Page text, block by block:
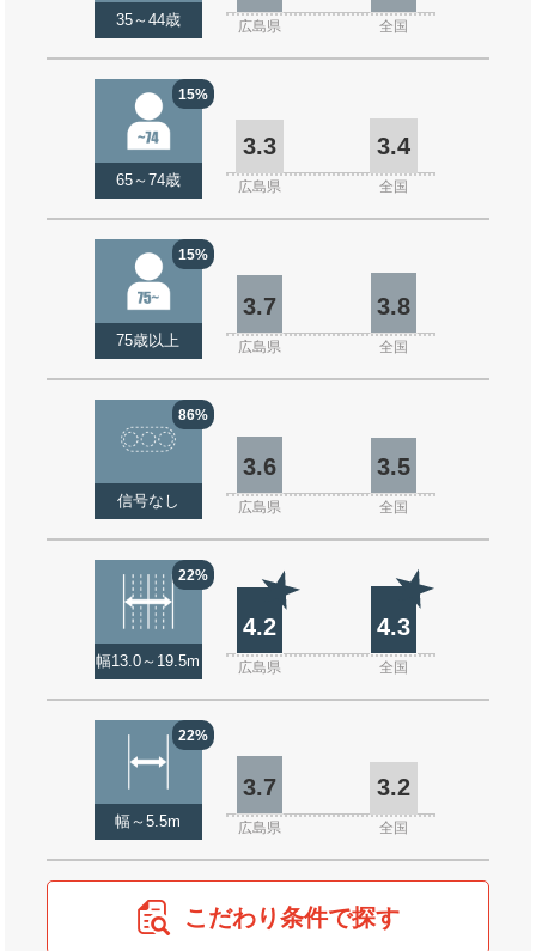
35～44歳 広島県 全国
15%
65～74歳
3.3 3.4
広島県 全国
15%
75歳以上
3.7 3.8
広島県 全国
86%
信号なし
3.6 3.5
広島県 全国
22%
幅13.0～19.5m
4.2 4.3
広島県 全国
22%
幅～5.5m
3.7 3.2
広島県 全国
こだわり条件で探す